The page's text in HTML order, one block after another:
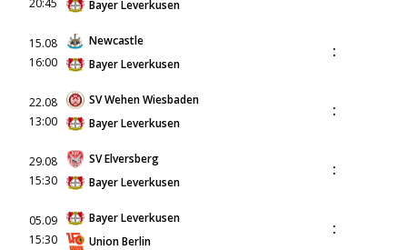
20:45
Bayer Leverkusen
15.08
16:00
Newcastle
Bayer Leverkusen
:
22.08
13:00
SV Wehen Wiesbaden
Bayer Leverkusen
:
29.08
15:30
SV Elversberg
Bayer Leverkusen
:
05.09
15:30
Bayer Leverkusen
Union Berlin
: